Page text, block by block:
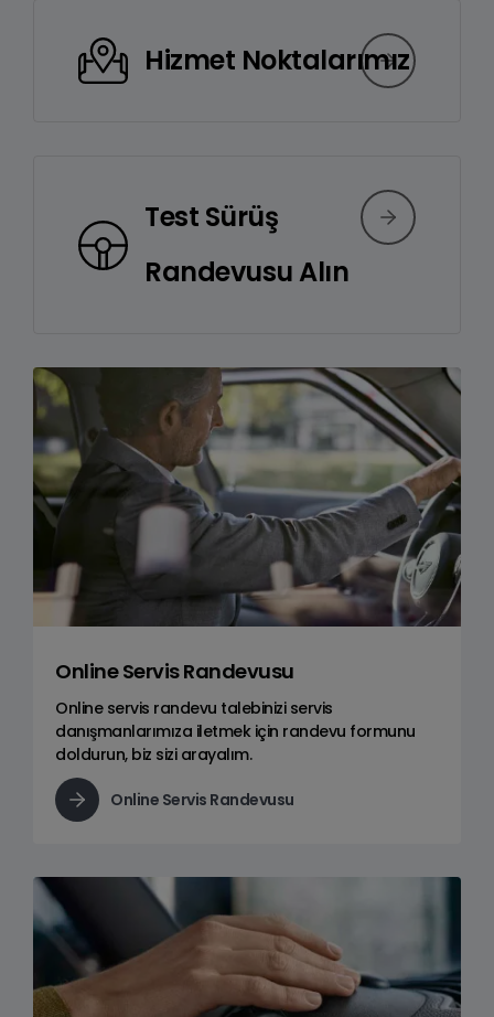
Hizmet Noktalarımız
Test Sürüş
Randevusu Alın
Online Servis Randevusu
Online servis randevu talebinizi servis
danışmanlarımıza iletmek için randevu formunu
doldurun, biz sizi arayalım.
Online Servis Randevusu